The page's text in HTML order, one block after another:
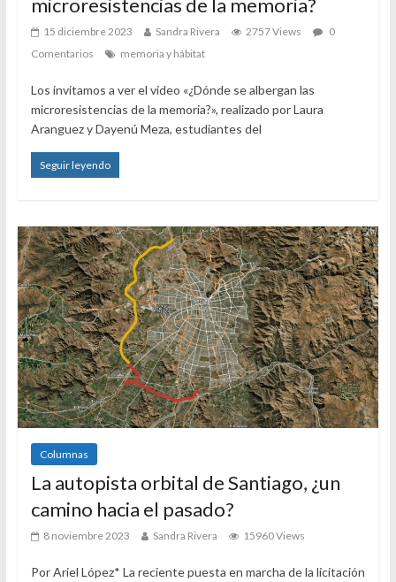
microresistencias de la memoria?
15 diciembre 2023 Sandra Rivera 2757 Views
0
Comentarios
memoria y hábitat
Los invitamos a ver el video «¿Dónde se albergan las
microresistencias de la memoria?», realizado por Laura
Aranguez y Dayenú Meza, estudiantes del
Seguir leyendo
Columnas
La autopista orbital de Santiago, ¿un
camino hacia el pasado?
8 noviembre 2023 Sandra Rivera 15960 Views
Por Ariel López* La reciente puesta en marcha de la licitación